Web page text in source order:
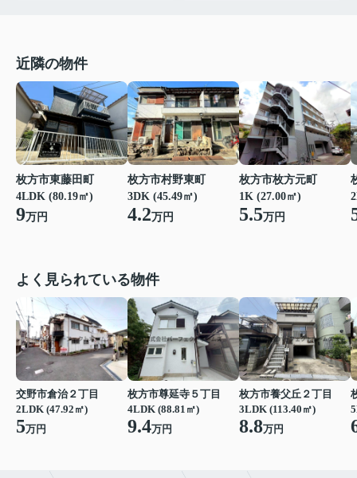
近隣の物件
枚方市東藤田町
4LDK (80.19㎡)
9万円
枚方市村野東町
3DK (45.49㎡)
4.2万円
枚方市枚方元町
1K (27.00㎡)
5.5万円
よく見られている物件
交野市倉治２丁目
2LDK (47.92㎡)
5万円
枚方市尊延寺５丁目
4LDK (88.81㎡)
9.4万円
枚方市養父丘２丁目
3LDK (113.40㎡)
8.8万円